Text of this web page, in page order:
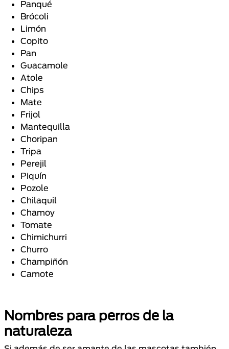
Panqué
Brócoli
Limón
Copito
Pan
Guacamole
Atole
Chips
Mate
Frijol
Mantequilla
Choripan
Tripa
Perejil
Piquín
Pozole
Chilaquil
Chamoy
Tomate
Chimichurri
Churro
Champiñón
Camote
Nombres para perros de la
naturaleza